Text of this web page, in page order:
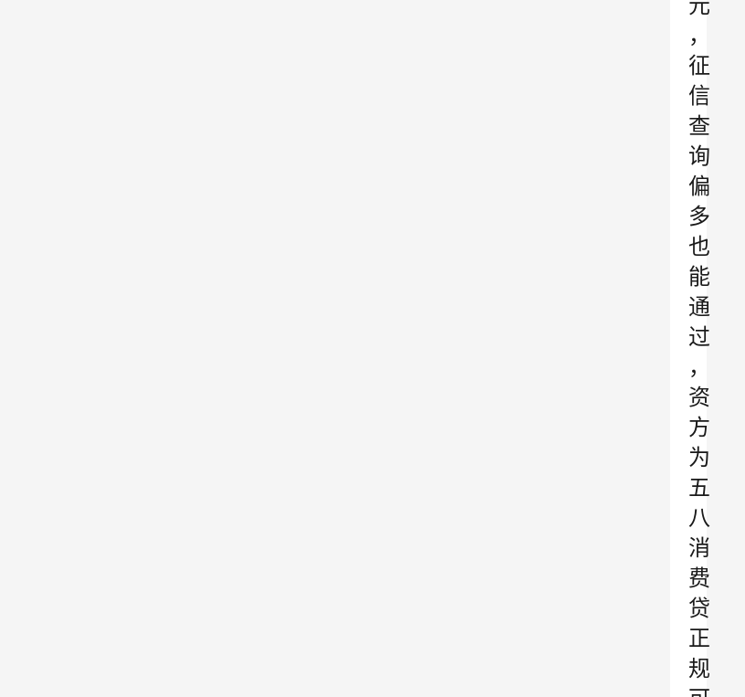
，
征
信
查
询
偏
多
也
能
通
过
，
资
方
为
五
八
消
费
贷
正
规